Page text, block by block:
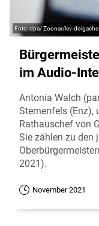
dpa/ Zoonar/lev-
im Audio-
Antonia Walch
Sternenfels (Enz),
Rathauschef von
Sie zählen zu den
2021).
November 2021